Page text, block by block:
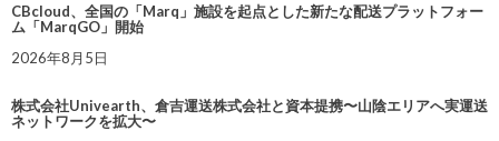
CBcloud、全国の「Marq」施設を起点とした新たな配送プラットフォー
ム「MarqGO」開始
2026年8月5日
株式会社Univearth、倉吉運送株式会社と資本提携〜山陰エリアへ実運送
ネットワークを拡大〜